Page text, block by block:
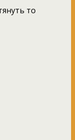
то